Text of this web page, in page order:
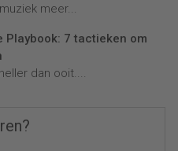
meer...
Playbook: 7 tactieken om
dan ooit....